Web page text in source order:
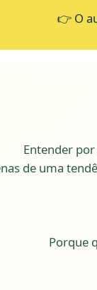
👉 O
Entender
de uma
Porque